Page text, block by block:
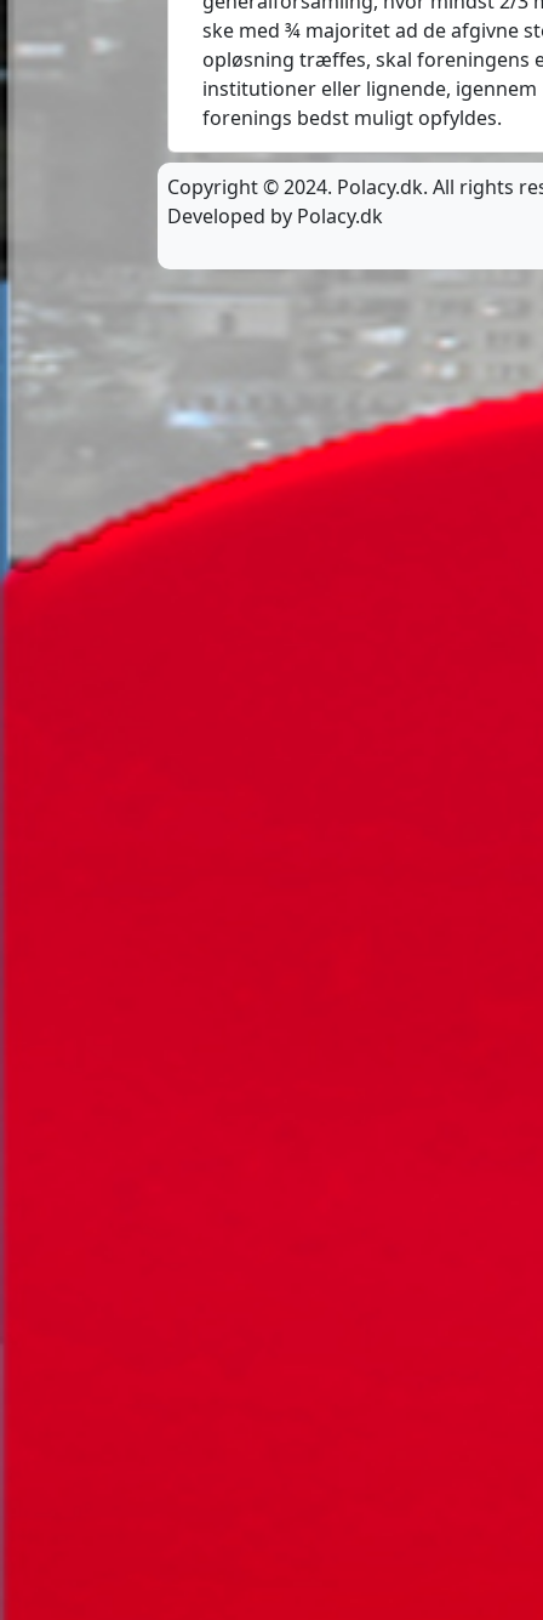
ske med ¾ majoritet ad de afgivne
opløsning træffes, skal foreningens
institutioner eller lignende,
forenings bedst muligt opfyldes.
Copyright © 2024. Polacy.dk. All rights
Developed by Polacy.dk